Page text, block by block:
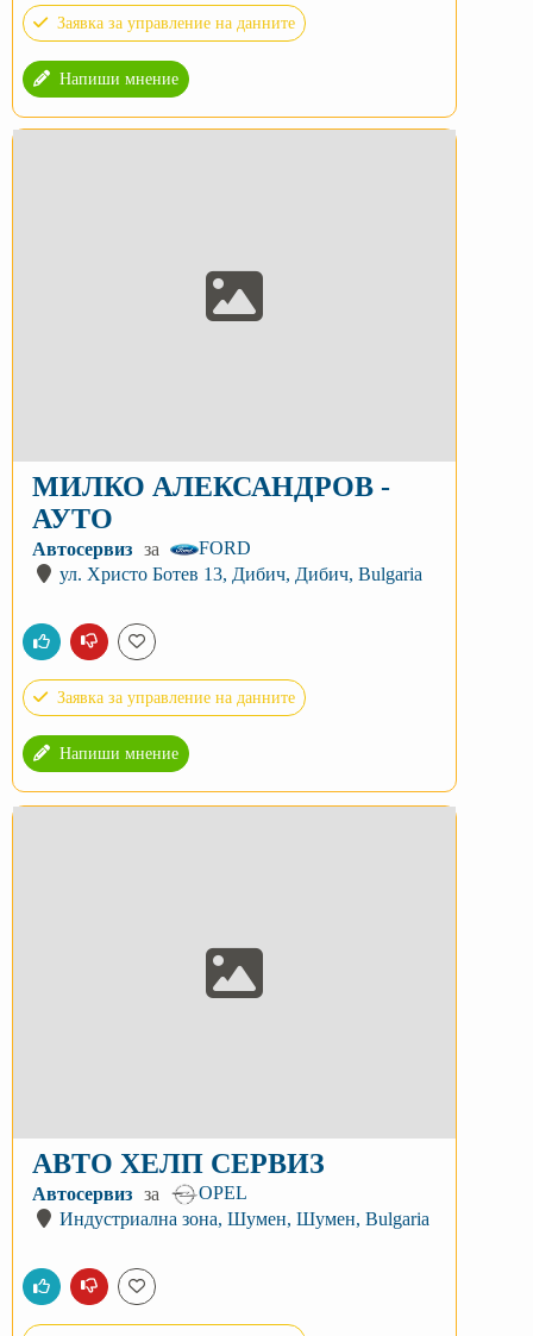
Заявка за управление на данните
Напиши мнение
МИЛКО АЛЕКСАНДРОВ -
АУТО
Автосервиз за
FORD
ул. Христо Ботев 13, Дибич, Дибич, Bulgaria
Заявка за управление на данните
Напиши мнение
АВТО ХЕЛП СЕРВИЗ
Автосервиз за
OPEL
Индустриална зона, Шумен, Шумен, Bulgaria